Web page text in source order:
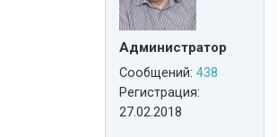
Администратор
Сообщений: 438
Регистрация:
27.02.2018